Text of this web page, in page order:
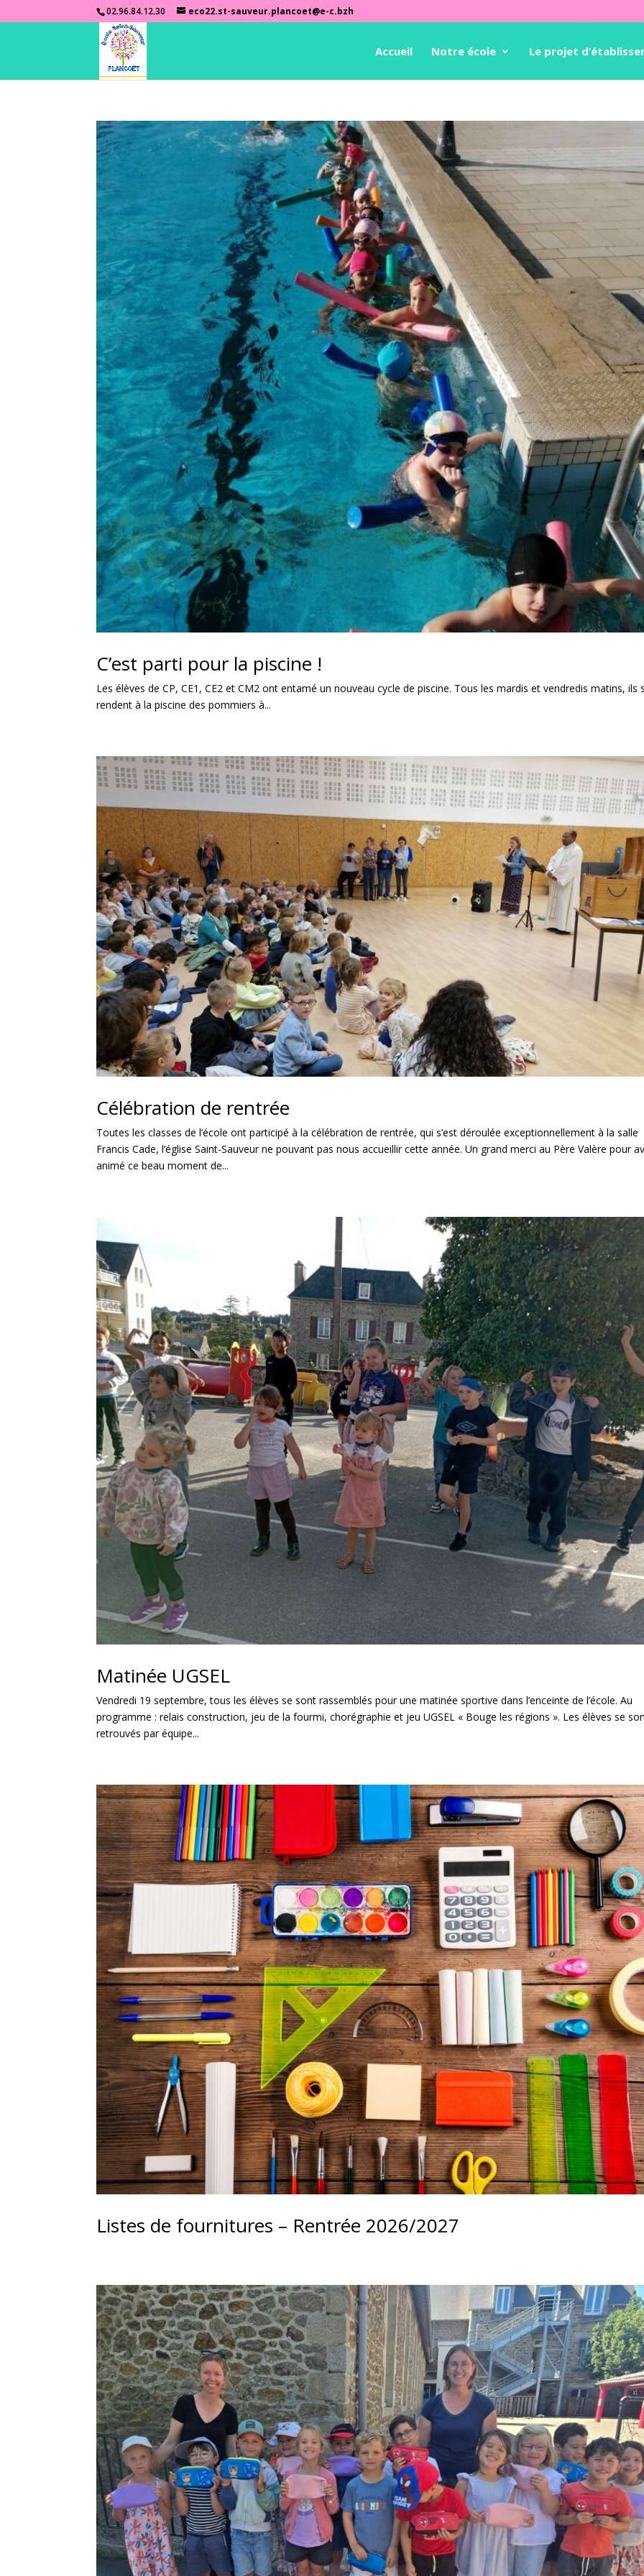
02.96.84.12.30 eco22.st-sauveur.plancoet@e-c.bzh
Accueil Notre école Le projet
C’est parti pour la piscine !
Les élèves de CP, CE1, CE2 et CM2 ont entamé un nouveau cycle de piscine. Tous les mardis et vendredis matins, ils
rendent à la piscine des pommiers à...
Célébration de rentrée
Toutes les classes de l’école ont participé à la célébration de rentrée, qui s’est déroulée exceptionnellement à la salle
Francis Cade, l’église Saint-Sauveur ne pouvant pas nous accueillir cette année. Un grand merci au Père Valère pour
animé ce beau moment de...
Matinée UGSEL
Vendredi 19 septembre, tous les élèves se sont rassemblés pour une matinée sportive dans l’enceinte de l’école. Au
programme : relais construction, jeu de la fourmi, chorégraphie et jeu UGSEL « Bouge les régions ». Les élèves se
retrouvés par équipe...
Listes de fournitures – Rentrée 2026/2027